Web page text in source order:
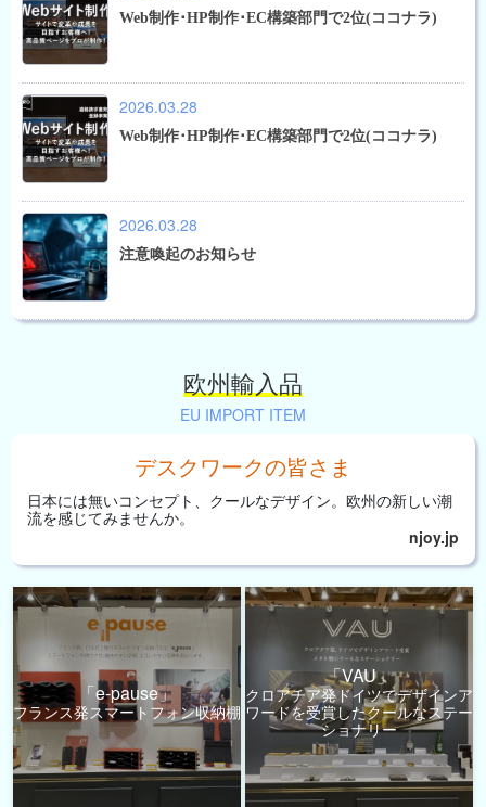
Web制作･HP制作･EC構築部門で2位(ココナラ)
2026.03.28
Web制作･HP制作･EC構築部門で2位(ココナラ)
2026.03.28
注意喚起のお知らせ
欧州輸入品
EU IMPORT ITEM
デスクワークの皆さま
日本には無いコンセプト、 クールなデザイン。 欧州の新しい潮
流を感じてみませんか。
njoy.jp
「e-pause」
フランス発スマートフォン収納棚
「VAU」
クロアチア発ドイツでデザインア
ワードを受賞したクールなステー
ショナリー